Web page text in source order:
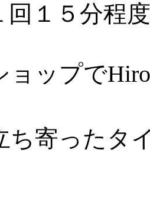
回１５分程
ョップで
ち寄ったタ